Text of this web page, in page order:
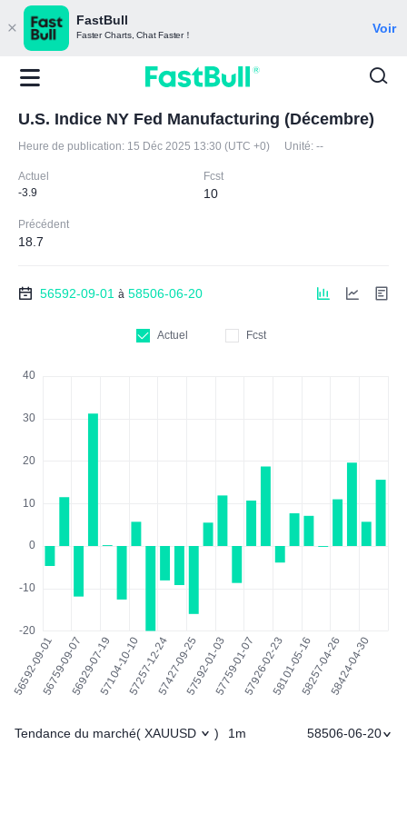
FastBull
Faster Charts, Chat Faster！ Voir
U.S. Indice NY Fed Manufacturing (Décembre)
Heure de publication: 15 Déc 2025 13:30 (UTC +0) Unité: --
Actuel
-3.9
Fcst
10
Précédent
18.7
56592-09-01 à 58506-06-20
Actuel Fcst
Tendance du marché( XAUUSD ) 1m 58506-06-20